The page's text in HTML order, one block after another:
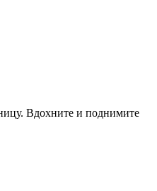
Вдохните и поднимите